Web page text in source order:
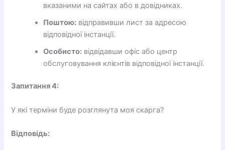
вказаними на сайтах або в довідниках.
Поштою: відправивши лист за адресою
відповідної інстанції.
Особисто: відвідавши офіс або центр
обслуговування клієнтів відповідної інстанції.
Запитання 4:
У які терміни буде розглянута моя скарга?
Відповідь: